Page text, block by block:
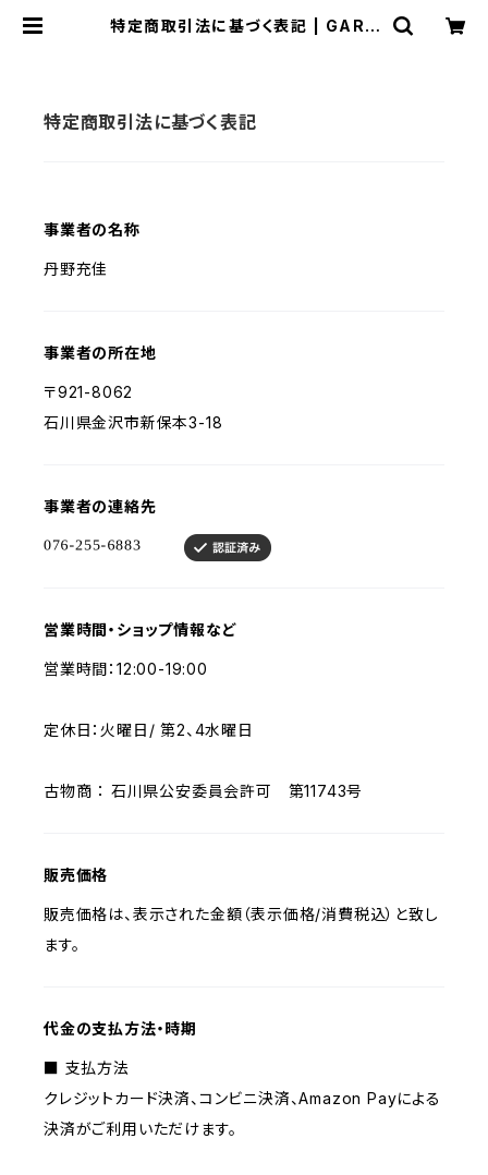
特定商取引法に基づく表記 | GARY
特定商取引法に基づく表記
事業者の名称
丹野充佳
事業者の所在地
〒921-8062
石川県金沢市新保本3-18
事業者の連絡先
営業時間・ショップ情報など
営業時間：12:00-19:00
定休日：火曜日/ 第2、4水曜日
古物商 ： 石川県公安委員会許可 第11743号
販売価格
販売価格は、表示された金額（表示価格/消費税込）と致し
ます。
代金の支払方法・時期
■ 支払方法
クレジットカード決済、コンビニ決済、Amazon Payによる
決済がご利用いただけます。